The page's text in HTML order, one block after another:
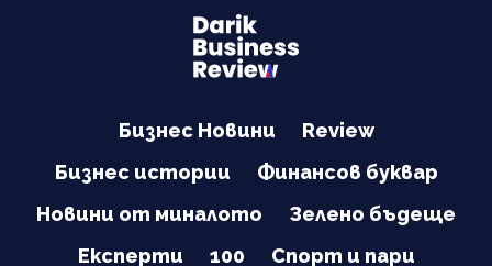
Бизнес Новини
Review
Бизнес истории
Финансов буквар
Новини от миналото
Зелено бъдеще
Експерти
100 Спорт и пари